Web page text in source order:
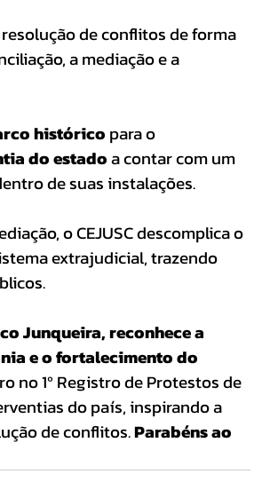
resolução de conflitos de forma
a mediação e a
histórico para o
do estado a contar com um
de suas instalações.
o CEJUSC descomplica o
extrajudicial, trazendo
Junqueira, reconhece a
e o fortalecimento do
no 1º Registro de Protestos de
do país, inspirando a
de conflitos. Parabéns ao